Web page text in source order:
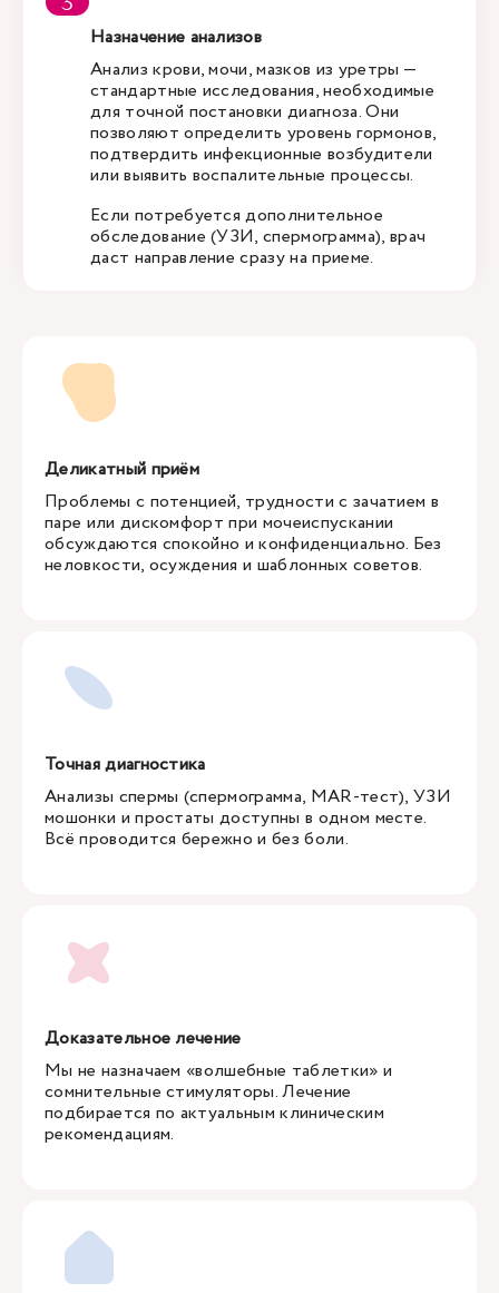
Назначение анализов
Анализ крови, мочи, мазков из уретры —
стандартные исследования, необходимые
для точной постановки диагноза. Они
позволяют определить уровень гормонов,
подтвердить инфекционные возбудители
или выявить воспалительные процессы.
Если потребуется дополнительное
обследование (УЗИ, спермограмма), врач
даст направление сразу на приеме.
Деликатный приём
Проблемы с потенцией, трудности с зачатием в
паре или дискомфорт при мочеиспускании
обсуждаются спокойно и конфиденциально. Без
неловкости, осуждения и шаблонных советов.
Точная диагностика
Анализы спермы (спермограмма, MAR-тест), УЗИ
мошонки и простаты доступны в одном месте.
Всё проводится бережно и без боли.
Доказательное лечение
Мы не назначаем «волшебные таблетки» и
сомнительные стимуляторы. Лечение
подбирается по актуальным клиническим
рекомендациям.